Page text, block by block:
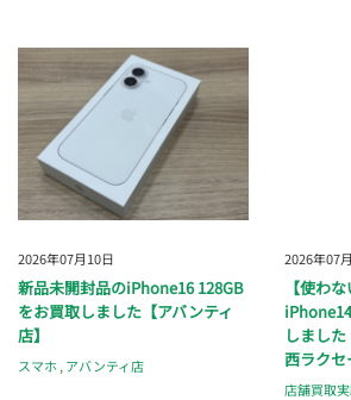
2026年07月10日
新品未開封品のiPhone16 128GB
をお買取しました【アバンティ
店】
スマホ , アバンティ店
2026年07
【使わ
しまし
西ラクセ
店舗買取